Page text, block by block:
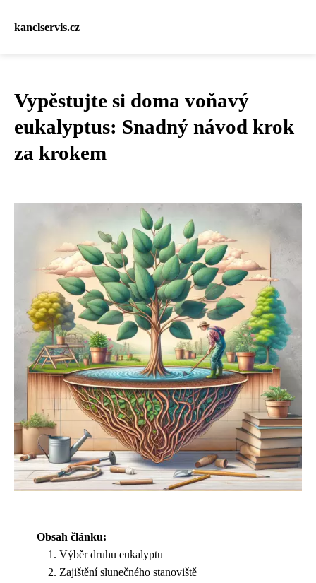
kanclservis.cz
Vypěstujte si doma voňavý
eukalyptus: Snadný návod krok
za krokem
Obsah článku:
Výběr druhu eukalyptu
Zajištění slunečného stanoviště